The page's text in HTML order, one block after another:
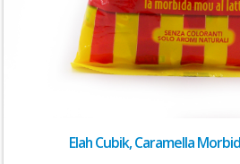
Elah Cubik, Caramella